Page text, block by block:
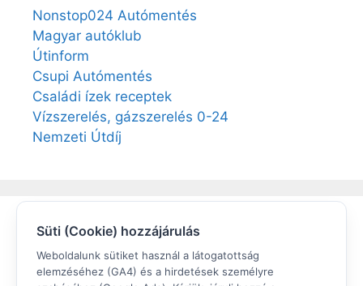
Süti (Cookie) hozzájárulás
Weboldalunk sütiket használ a látogatottság
elemzéséhez (GA4) és a hirdetések személyre
Nonstop024 Autómentés
Magyar autóklub
Útinform
Csupi Autómentés
Családi ízek receptek
Vízszerelés, gázszerelés 0-24
Nemzeti Útdíj
Elégedett volt?